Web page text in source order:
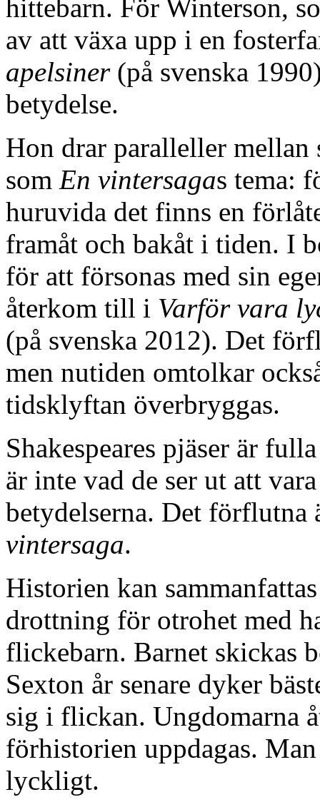
hittebarn. För Winterson,
av att växa upp i en
apelsiner (på svenska
betydelse.
Hon drar paralleller mellan
som En vintersagas tema:
huruvida det finns en
framåt och bakåt i tiden. I
för att försonas med sin
återkom till i Varför vara
(på svenska 2012). Det
men nutiden omtolkar
tidsklyftan överbryggas.
Shakespeares pjäser är
är inte vad de ser ut att
betydelserna. Det förflutna
vintersaga.
Historien kan
drottning för otrohet med
flickebarn. Barnet skickas
Sexton år senare dyker
sig i flickan. Ungdomarna
förhistorien uppdagas.
lyckligt.